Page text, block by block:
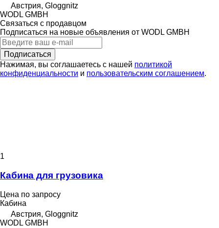
Австрия, Gloggnitz
WODL GMBH
Связаться с продавцом
Подписаться на новые объявления от WODL GMBH
Подписаться
Нажимая, вы соглашаетесь с нашей политикой
конфиденциальности и пользовательским соглашением.
1
Кабина для грузовика
Цена по запросу
Кабина
Австрия, Gloggnitz
WODL GMBH